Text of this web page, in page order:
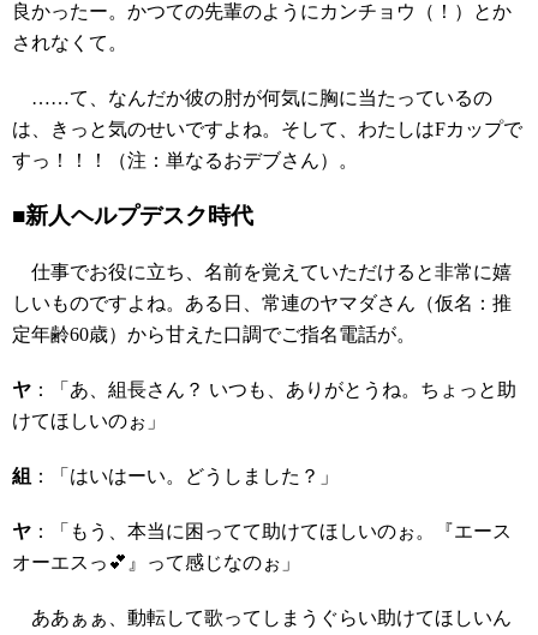
良かったー。かつての先輩のようにカンチョウ（！）とか
されなくて。
……て、なんだか彼の肘が何気に胸に当たっているの
は、きっと気のせいですよね。そして、わたしはFカップで
すっ！！！（注：単なるおデブさん）。
■新人ヘルプデスク時代
仕事でお役に立ち、名前を覚えていただけると非常に嬉
しいものですよね。ある日、常連のヤマダさん（仮名：推
定年齢60歳）から甘えた口調でご指名電話が。
ヤ ：「あ、組長さん？ いつも、ありがとうね。ちょっと助
けてほしいのぉ」
組 ：「はいはーい。どうしました？」
ヤ ：「もう、本当に困ってて助けてほしいのぉ。『エース
オーエスっ💕』って感じなのぉ」
ああぁぁ、動転して歌ってしまうぐらい助けてほしいん